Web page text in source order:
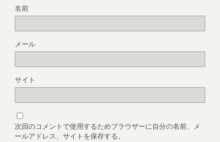
名前
メール
サイト
次回のコメントで使用するためブラウザーに自分の名前、メ
ールアドレス、サイトを保存する。